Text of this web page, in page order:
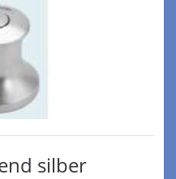
silber